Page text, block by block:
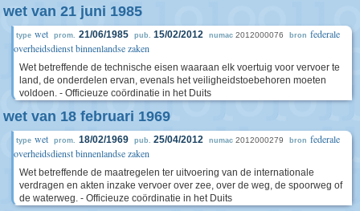
wet van 21 juni 1985
type wet prom. 21/06/1985 pub. 15/02/2012 numac 2012000076 bron federale
overheidsdienst binnenlandse zaken
Wet betreffende de technische eisen waaraan elk voertuig voor vervoer te
land, de onderdelen ervan, evenals het veiligheidstoebehoren moeten
voldoen. - Officieuze coördinatie in het Duits
wet van 18 februari 1969
type wet prom. 18/02/1969 pub. 25/04/2012 numac 2012000279 bron federale
overheidsdienst binnenlandse zaken
Wet betreffende de maatregelen ter uitvoering van de internationale
verdragen en akten inzake vervoer over zee, over de weg, de spoorweg of
de waterweg. - Officieuze coördinatie in het Duits